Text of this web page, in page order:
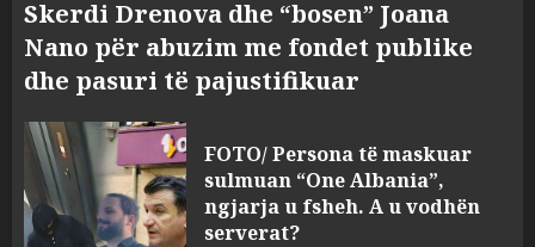
Skerdi Drenova dhe “bosen” Joana
Nano për abuzim me fondet publike
dhe pasuri të pajustifikuar
FOTO/ Persona të maskuar
sulmuan “One Albania”,
ngjarja u fsheh. A u vodhën
serverat?